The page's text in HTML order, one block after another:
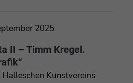
2025
II – Timm Kregel.
Halleschen Kunstvereins